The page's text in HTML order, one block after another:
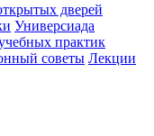
дверей
Универсиада
практик
советы Лекции